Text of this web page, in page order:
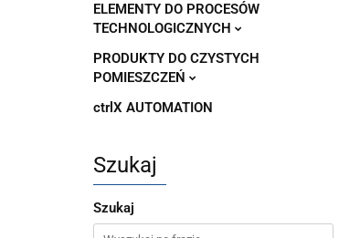
ELEMENTY DO PROCESÓW
TECHNOLOGICZNYCH
PRODUKTY DO CZYSTYCH
POMIESZCZEŃ
ctrlX AUTOMATION
Szukaj
Szukaj